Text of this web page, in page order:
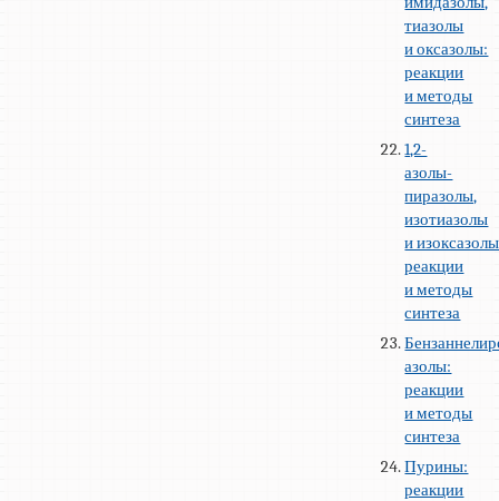
тиазолы
и оксазолы:
реакции
и методы
синтеза
1,2-
азолы-
пиразолы,
изотиазолы
и
реакции
и методы
синтеза
азолы:
реакции
и методы
синтеза
Пурины:
реакции